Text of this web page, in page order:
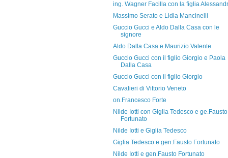
ing. Wagner Facilla con la figlia
Massimo Serato e Lidia Mancinelli
Guccio Gucci e Aldo Dalla Casa con le
signore
Aldo Dalla Casa e Maurizio Valente
Guccio Gucci con il figlio Giorgio e Paola
Dalla Casa
Guccio Gucci con il figlio Giorgio
Cavalieri di Vittorio Veneto
on.Francesco Forte
Nilde Iotti con Giglia Tedesco e ge.Fausto
Fortunato
Nilde Iotti e Giglia Tedesco
Giglia Tedesco e gen.Fausto Fortunato
Nilde Iotti e gen.Fausto Fortunato